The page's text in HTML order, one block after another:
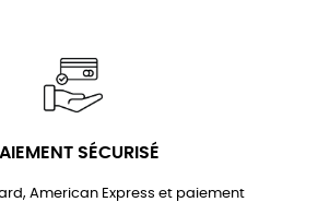
SÉCURISÉ
American Express et paiement